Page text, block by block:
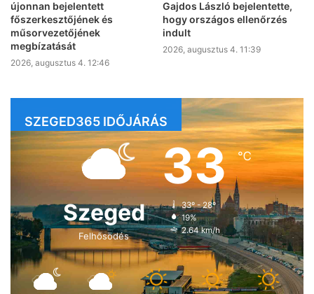
újonnan bejelentett
főszerkesztőjének és
műsorvezetőjének
megbízatását
2026, augusztus 4. 12:46
Gajdos László bejelentette,
hogy országos ellenőrzés
indult
2026, augusztus 4. 11:39
SZEGED365 IDŐJÁRÁS
Szeged
Felhősödés
33℃
33º - 28º
19%
2.64 km/h